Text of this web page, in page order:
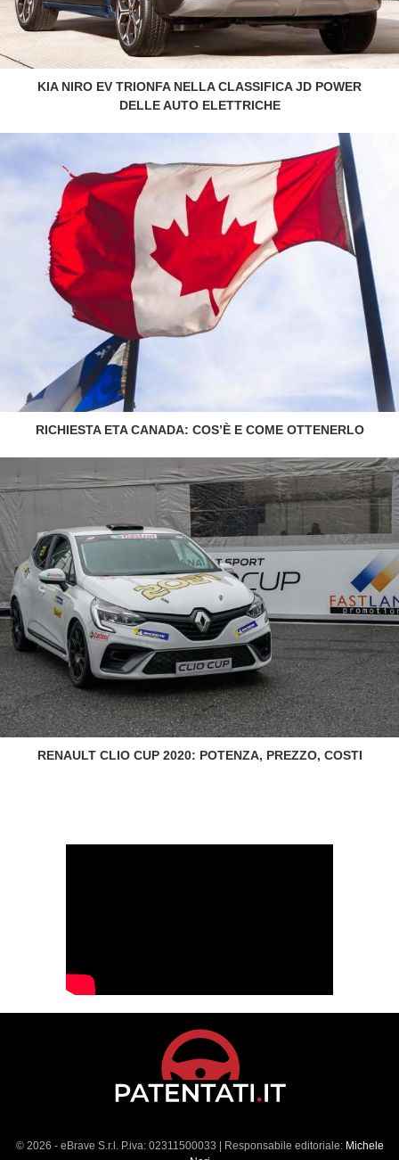
KIA NIRO EV TRIONFA NELLA CLASSIFICA JD POWER
DELLE AUTO ELETTRICHE
RICHIESTA ETA CANADA: COS’È E COME OTTENERLO
RENAULT CLIO CUP 2020: POTENZA, PREZZO, COSTI
© 2026 - eBrave S.r.l. P.iva: 02311500033 | Responsabile editoriale: Michele